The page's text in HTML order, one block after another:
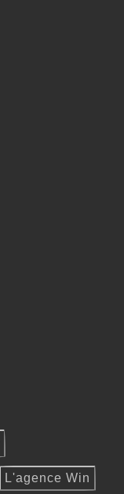
L'agence Win